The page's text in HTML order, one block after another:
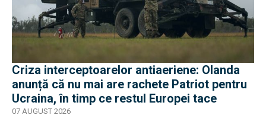
Criza interceptoarelor antiaeriene: Olanda
anunță că nu mai are rachete Patriot pentru
Ucraina, în timp ce restul Europei tace
07 AUGUST 2026